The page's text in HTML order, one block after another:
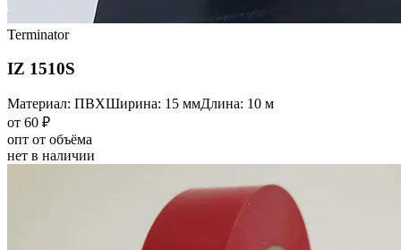
Terminator
IZ 1510S
Материал: ПВХШирина: 15 ммДлина: 10 м
от 60 ₽
опт от объёма
нет в наличии